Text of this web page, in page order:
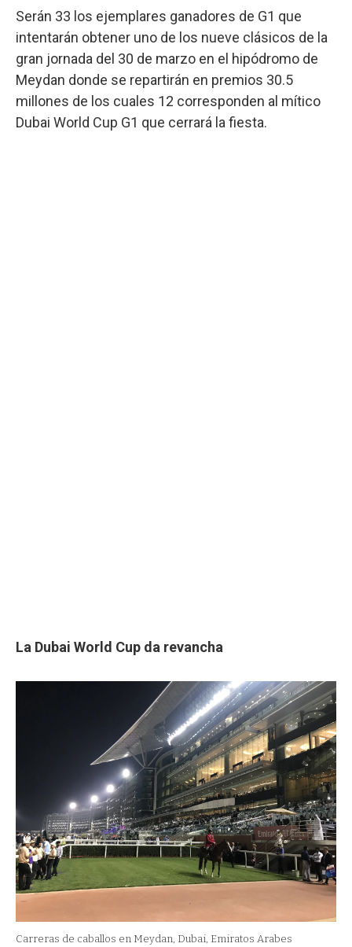
Serán 33 los ejemplares ganadores de G1 que
intentarán obtener uno de los nueve clásicos de la
gran jornada del 30 de marzo en el hipódromo de
Meydan donde se repartirán en premios 30.5
millones de los cuales 12 corresponden al mítico
Dubai World Cup G1 que cerrará la fiesta.
La Dubai World Cup da revancha
Carreras de caballos en Meydan, Dubai, Emiratos Arabes